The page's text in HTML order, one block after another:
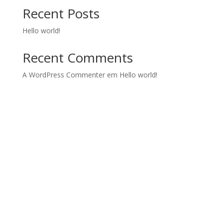
Recent Posts
Hello world!
Recent Comments
A WordPress Commenterem Hello world!